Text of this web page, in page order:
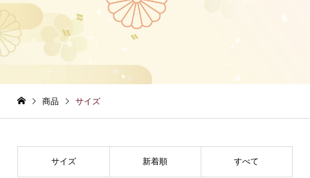
商品 サイズ
サイズ 新着順 すべて